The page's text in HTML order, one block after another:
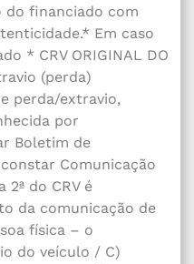
financiado com
Em caso
* CRV ORIGINAL DO
(perda)
perda/extravio,
por
Boletim de
Comunicação
2ª do CRV é
da comunicação de
física – o
do veículo / C)